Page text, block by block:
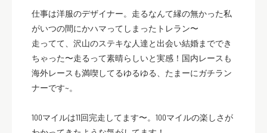
仕事は洋服のデザイナー。走るなんて縁の無かった私
がいつの間にかハマってしまったトレラン〜
走ってて、沢山のステキな人達と出会い結婚まででき
ちゃった〜走るって素晴らしいと実感！国内レースも
海外レースも満喫してるゆるゆる、たまーにガチラン
ナーです~。
100マイルは11回完走してます〜。100マイルの楽しさが